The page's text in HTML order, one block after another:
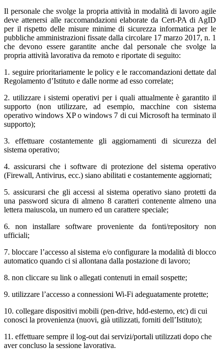
Il personale che svolge la propria attività in modalità di lavoro agile
deve attenersi alle raccomandazioni elaborate da Cert-PA di AgID
per il rispetto delle misure minime di sicurezza informatica per le
pubbliche amministrazioni fissate dalla circolare 17 marzo 2017, n. 1
che devono essere garantite anche dal personale che svolge la
propria attività lavorativa da remoto e riportate di seguito:
1. seguire prioritariamente le policy e le raccomandazioni dettate dal
Regolamento d’Istituto e dalle norme ad esso correlate;
2. utilizzare i sistemi operativi per i quali attualmente è garantito il
supporto (non utilizzare, ad esempio, macchine con sistema
operativo windows XP o windows 7 di cui Microsoft ha terminato il
supporto);
3. effettuare costantemente gli aggiornamenti di sicurezza del
sistema operativo;
4. assicurarsi che i software di protezione del sistema operativo
(Firewall, Antivirus, ecc.) siano abilitati e costantemente aggiornati;
5. assicurarsi che gli accessi al sistema operativo siano protetti da
una password sicura di almeno 8 caratteri contenente almeno una
lettera maiuscola, un numero ed un carattere speciale;
6. non installare software proveniente da fonti/repository non
ufficiali;
7. bloccare l’accesso al sistema e/o configurare la modalità di blocco
automatico quando ci si allontana dalla postazione di lavoro;
8. non cliccare su link o allegati contenuti in email sospette;
9. utilizzare l’accesso a connessioni Wi-Fi adeguatamente protette;
10. collegare dispositivi mobili (pen-drive, hdd-esterno, etc) di cui
conosci la provenienza (nuovi, già utilizzati, forniti dell’Istituto);
11. effettuare sempre il log-out dai servizi/portali utilizzati dopo che
aver concluso la sessione lavorativa.